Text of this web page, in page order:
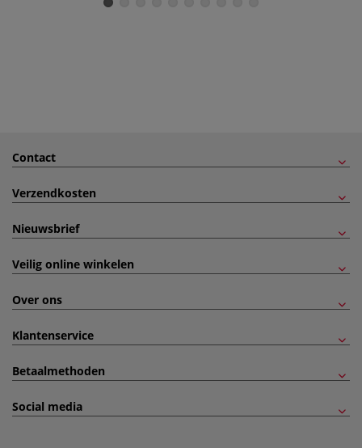
Contact
Verzendkosten
Nieuwsbrief
Veilig online winkelen
Over ons
Klantenservice
Betaalmethoden
Social media